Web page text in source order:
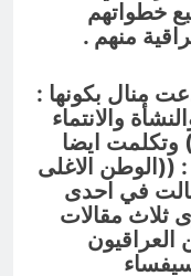
خطواتهم
منهم .
منال بكونها :
والانتماء
وتكلمت ايضا
((الوطن الاغلى
في احدى
ثلاث مقالات